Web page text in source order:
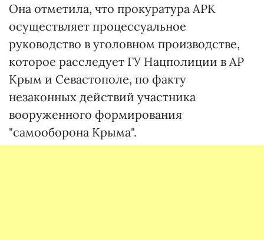
Она отметила, что прокуратура АРК
осуществляет процессуальное
руководство в уголовном производстве,
которое расследует ГУ Нацполиции в АР
Крым и Севастополе, по факту
незаконных действий участника
вооруженного формирования
"самооборона Крыма".